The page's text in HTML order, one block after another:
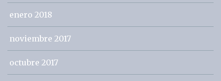
enero 2018
noviembre 2017
octubre 2017